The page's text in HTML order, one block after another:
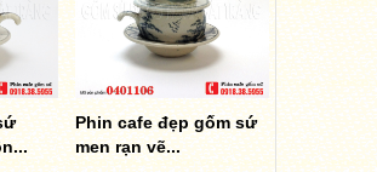
Phin cafe đẹp gốm sứ
men rạn vẽ...